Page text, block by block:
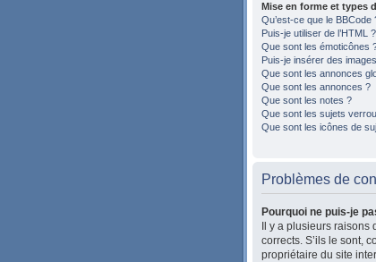
Mise en forme et types
Qu’est-ce que le BBCode
Puis-je utiliser de l’HTML ?
Que sont les émoticônes
Puis-je insérer des
Que sont les annonces
Que sont les annonces ?
Que sont les notes ?
Que sont les sujets
Que sont les icônes de
Problèmes de
Pourquoi ne puis-je
Il y a plusieurs
corrects. S’ils le sont,
propriétaire du site